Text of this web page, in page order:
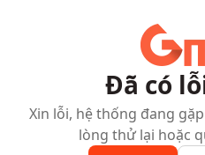
Đã có
Xin lỗi, hệ thống đang
lòng thử lại hoặc